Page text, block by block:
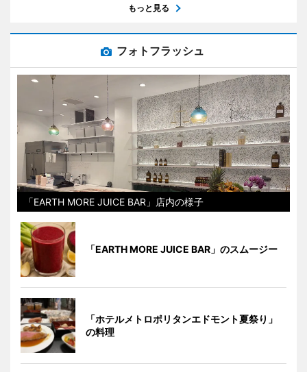
もっと見る
フォトフラッシュ
「EARTH MORE JUICE BAR」店内の様子
「EARTH MORE JUICE BAR」のスムージー
「ホテルメトロポリタンエドモント夏祭り」
の料理